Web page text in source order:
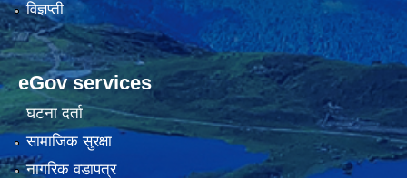
विज्ञप्ती
eGov services
घटना दर्ता
सामाजिक सुरक्षा
नागरिक वडापत्र